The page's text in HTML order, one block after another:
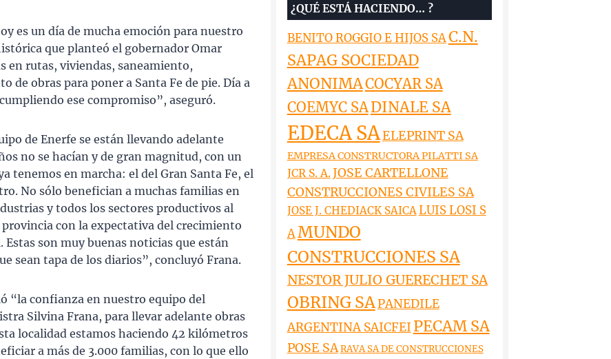
es un día de mucha emoción para nuestro
que planteó el gobernador Omar
en rutas, viviendas, saneamiento,
obras para poner a Santa Fe de pie. Día a
ese compromiso”, aseguró.
de Enerfe se están llevando adelante
no se hacían y de gran magnitud, con un
tenemos en marcha: el del Gran Santa Fe, el
No sólo benefician a muchas familias en
y todos los sectores productivos al
con la expectativa del crecimiento
son muy buenas noticias que están
sean tapa de los diarios”, concluyó Frana.
“la confianza en nuestro equipo del
Silvina Frana, para llevar adelante obras
localidad estamos haciendo 42 kilómetros
a más de 3.000 familias, con lo que ello
¿QUÉ ESTÁ HACIENDO… ?
BENITO ROGGIO E HIJOS SAC.N.
SAPAG SOCIEDAD
ANONIMACOCYAR SA
COEMYC SADINALE SA
EDECA SAELEPRINT SA
EMPRESA CONSTRUCTORA PILATTI SA
JCR S. A.JOSE CARTELLONE
CONSTRUCCIONES CIVILES SA
JOSE J. CHEDIACK SAICALUIS LOSI S
AMUNDO
CONSTRUCCIONES SA
NESTOR JULIO GUERECHET SA
OBRING SAPANEDILE
ARGENTINA SAICFEI PECAM SA
POSE SARAVA SA DE CONSTRUCCIONES